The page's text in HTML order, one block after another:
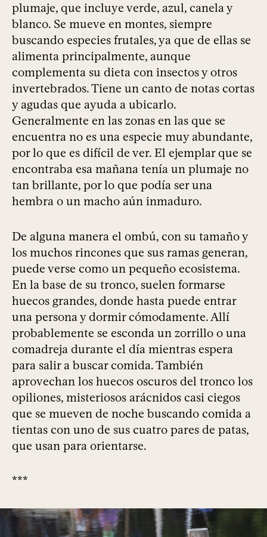
plumaje, que incluye verde, azul, canela y
blanco. Se mueve en montes, siempre
buscando especies frutales, ya que de ellas se
alimenta principalmente, aunque
complementa su dieta con insectos y otros
invertebrados. Tiene un canto de notas cortas
y agudas que ayuda a ubicarlo.
Generalmente en las zonas en las que se
encuentra no es una especie muy abundante,
por lo que es difícil de ver. El ejemplar que se
encontraba esa mañana tenía un plumaje no
tan brillante, por lo que podía ser una
hembra o un macho aún inmaduro.
De alguna manera el ombú, con su tamaño y
los muchos rincones que sus ramas generan,
puede verse como un pequeño ecosistema.
En la base de su tronco, suelen formarse
huecos grandes, donde hasta puede entrar
una persona y dormir cómodamente. Allí
probablemente se esconda un zorrillo o una
comadreja durante el día mientras espera
para salir a buscar comida. También
aprovechan los huecos oscuros del tronco los
opiliones, misteriosos arácnidos casi ciegos
que se mueven de noche buscando comida a
tientas con uno de sus cuatro pares de patas,
que usan para orientarse.
***